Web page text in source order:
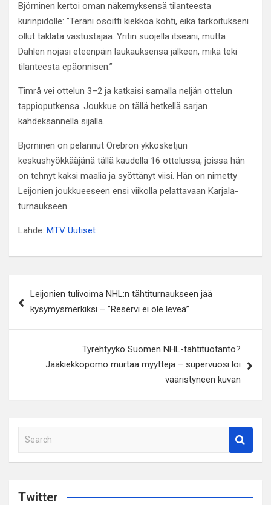
Björninen kertoi oman näkemyksensä tilanteesta
kurinpidolle: ”Teräni osoitti kiekkoa kohti, eikä tarkoitukseni
ollut taklata vastustajaa. Yritin suojella itseäni, mutta
Dahlen nojasi eteenpäin laukauksensa jälkeen, mikä teki
tilanteesta epäonnisen.”
Timrå vei ottelun 3–2 ja katkaisi samalla neljän ottelun
tappioputkensa. Joukkue on tällä hetkellä sarjan
kahdeksannella sijalla.
Björninen on pelannut Örebron ykkösketjun
keskushyökkääjänä tällä kaudella 16 ottelussa, joissa hän
on tehnyt kaksi maalia ja syöttänyt viisi. Hän on nimetty
Leijonien joukkueeseen ensi viikolla pelattavaan Karjala-
turnaukseen.
Lähde: MTV Uutiset
selaus
Leijonien tulivoima NHL:n tähtiturnaukseen jää
kysymysmerkiksi – ”Reservi ei ole leveä”
Tyrehtyykö Suomen NHL-tähtituotanto?
Jääkiekkopomo murtaa myyttejä – supervuosi loi
vääristyneen kuvan
a
c
Twitter